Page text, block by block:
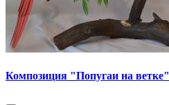
Композиция "Попугаи на ветке"